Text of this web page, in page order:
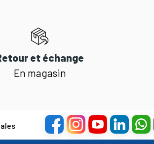
et échange
En magasin